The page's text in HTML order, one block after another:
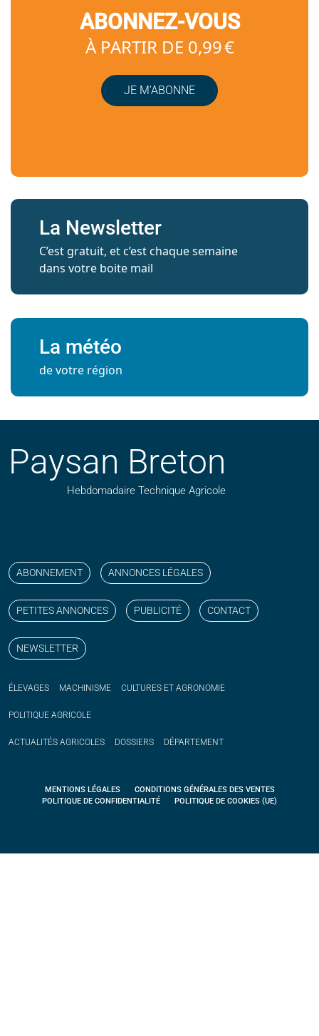
ABONNEZ-VOUS
À PARTIR DE 0,99 €
JE M’ABONNE
La Newsletter
C’est gratuit, et c’est chaque semaine
dans votre boite mail
La météo
de votre région
Paysan Breton
Hebdomadaire Technique Agricole
ABONNEMENT ANNONCES LÉGALES
PETITES ANNONCES PUBLICITÉ CONTACT
NEWSLETTER
ÉLEVAGES MACHINISME CULTURES ET AGRONOMIE
POLITIQUE AGRICOLE
ACTUALITÉS AGRICOLES DOSSIERS DÉPARTEMENT
MENTIONS LÉGALES
CONDITIONS GÉNÉRALES DES VENTES
POLITIQUE DE CONFIDENTIALITÉ
POLITIQUE DE COOKIES (UE)